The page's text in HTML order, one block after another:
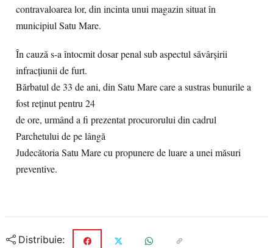
contravaloarea lor, din incinta unui magazin situat în
municipiul Satu Mare.
În cauză s-a întocmit dosar penal sub aspectul săvârșirii
infracțiunii de furt.
Bărbatul de 33 de ani, din Satu Mare care a sustras bunurile a
fost reținut pentru 24
de ore, urmând a fi prezentat procurorului din cadrul
Parchetului de pe lângă
Judecătoria Satu Mare cu propunere de luare a unei măsuri
preventive.
Distribuie: